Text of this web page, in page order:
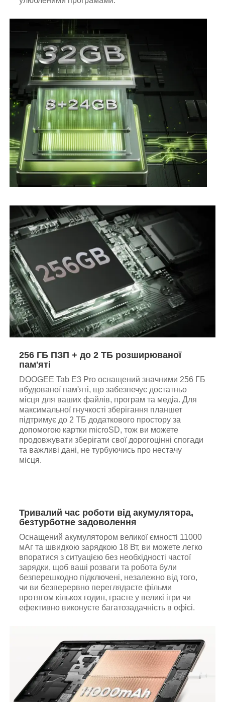
256 ГБ ПЗП + до 2 ТБ розширюваної
пам'яті
DOOGEE Tab E3 Pro оснащений значними 256 ГБ
вбудованої пам'яті, що забезпечує достатньо
місця для ваших файлів, програм та медіа. Для
максимальної гнучкості зберігання планшет
підтримує до 2 ТБ додаткового простору за
допомогою картки microSD, тож ви можете
продовжувати зберігати свої дорогоцінні спогади
та важливі дані, не турбуючись про нестачу
місця.
Тривалий час роботи від акумулятора,
безтурботне задоволення
Оснащений акумулятором великої ємності 11000
мАг та швидкою зарядкою 18 Вт, ви можете легко
впоратися з ситуацією без необхідності частої
зарядки, щоб ваші розваги та робота були
безперешкодно підключені, незалежно від того,
чи ви безперервно переглядаєте фільми
протягом кількох годин, граєте у великі ігри чи
ефективно виконуєте багатозадачність в офісі.